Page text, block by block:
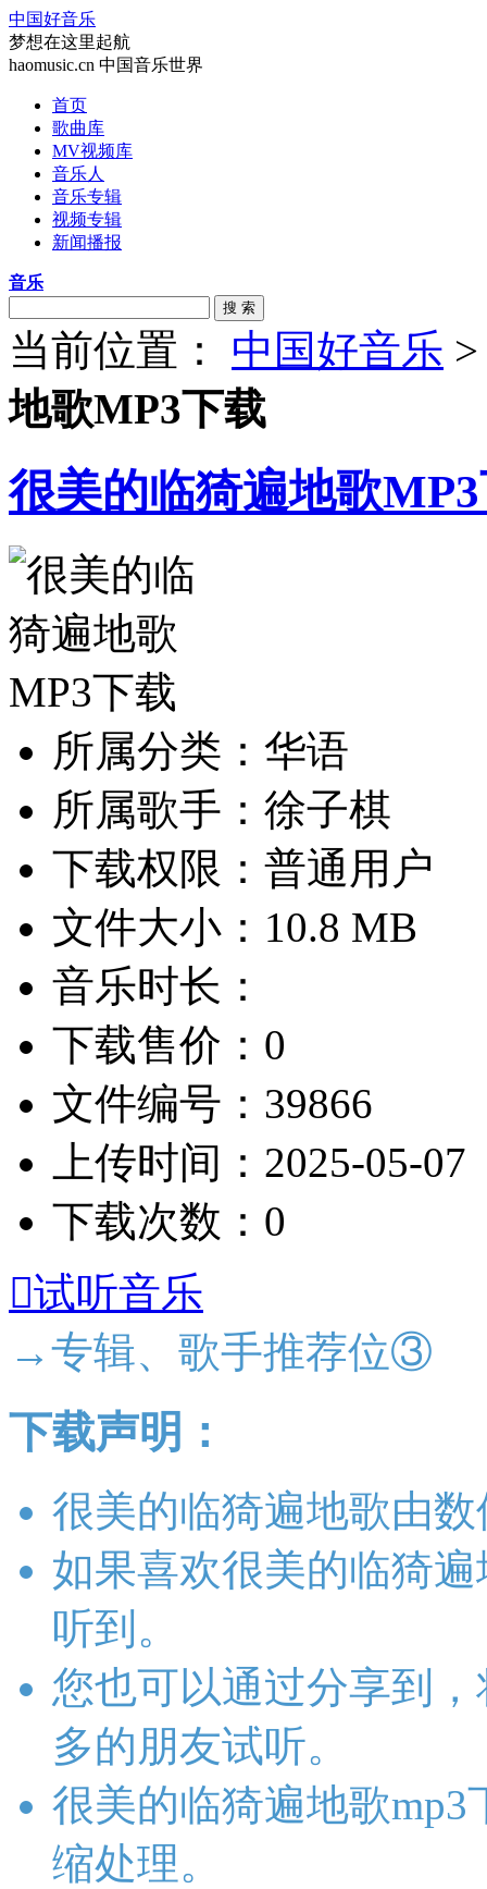
中国好音乐
梦想在这里起航
haomusic.cn 中国音乐世界
首页
歌曲库
MV视频库
音乐人
音乐专辑
视频专辑
新闻播报
音乐
搜 索
当前位置： 中国好音乐
地歌MP3下载
很美的临猗遍地歌
所属分类：华语
所属歌手：徐子棋
下载权限：普通用户
文件大小：10.8 MB
音乐时长：
下载售价：0
文件编号：39866
上传时间：2025-05-07
下载次数：0
试听音乐
→专辑、歌手推荐位③
下载声明：
很美的临猗遍地歌由
如果喜欢很美的临猗
听到。
您也可以通过分享到
多的朋友试听。
很美的临猗遍地歌
缩处理。